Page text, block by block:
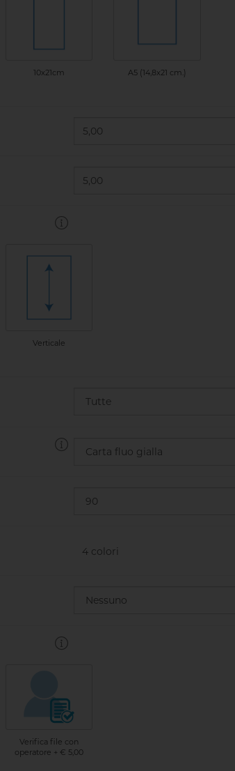
10x21cm A5 (14,8x21 cm.)
Verticale
Verifica file con
operatore + € 5,00